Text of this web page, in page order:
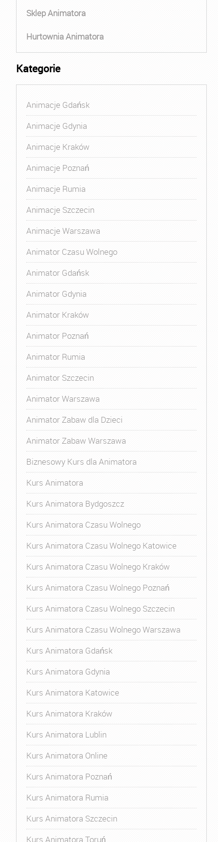
Sklep Animatora
Hurtownia Animatora
Kategorie
Animacje Gdańsk
Animacje Gdynia
Animacje Kraków
Animacje Poznań
Animacje Rumia
Animacje Szczecin
Animacje Warszawa
Animator Czasu Wolnego
Animator Gdańsk
Animator Gdynia
Animator Kraków
Animator Poznań
Animator Rumia
Animator Szczecin
Animator Warszawa
Animator Zabaw dla Dzieci
Animator Zabaw Warszawa
Biznesowy Kurs dla Animatora
Kurs Animatora
Kurs Animatora Bydgoszcz
Kurs Animatora Czasu Wolnego
Kurs Animatora Czasu Wolnego Katowice
Kurs Animatora Czasu Wolnego Kraków
Kurs Animatora Czasu Wolnego Poznań
Kurs Animatora Czasu Wolnego Szczecin
Kurs Animatora Czasu Wolnego Warszawa
Kurs Animatora Gdańsk
Kurs Animatora Gdynia
Kurs Animatora Katowice
Kurs Animatora Kraków
Kurs Animatora Lublin
Kurs Animatora Online
Kurs Animatora Poznań
Kurs Animatora Rumia
Kurs Animatora Szczecin
Kurs Animatora Toruń